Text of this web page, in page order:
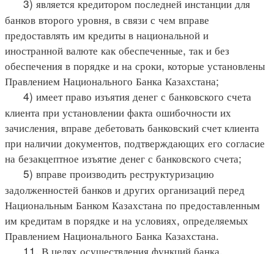
3) является кредитором последней инстанции для
банков второго уровня, в связи с чем вправе
предоставлять им кредиты в национальной и
иностранной валюте как обеспеченные, так и без
обеспечения в порядке и на сроки, которые установлены
Правлением Национального Банка Казахстана;
4) имеет право изъятия денег с банковского счета
клиента при установлении факта ошибочности их
зачисления, вправе дебетовать банковский счет клиента
при наличии документов, подтверждающих его согласие
на безакцептное изъятие денег с банковского счета;
5) вправе производить реструктуризацию
задолженностей банков и других организаций перед
Национальным Банком Казахстана по предоставленным
им кредитам в порядке и на условиях, определяемых
Правлением Национального Банка Казахстана.
11. В целях осуществления функций банка,